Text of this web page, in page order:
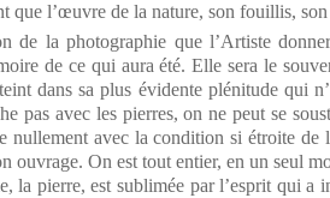
que l’œuvre de la nature, son fouillis,
de la photographie que l’Artiste
de ce qui aura été. Elle sera le
dans sa plus évidente plénitude qui
pas avec les pierres, on ne peut se
nullement avec la condition si étroite de
ouvrage. On est tout entier, en un seul
la pierre, est sublimée par l’esprit qui a